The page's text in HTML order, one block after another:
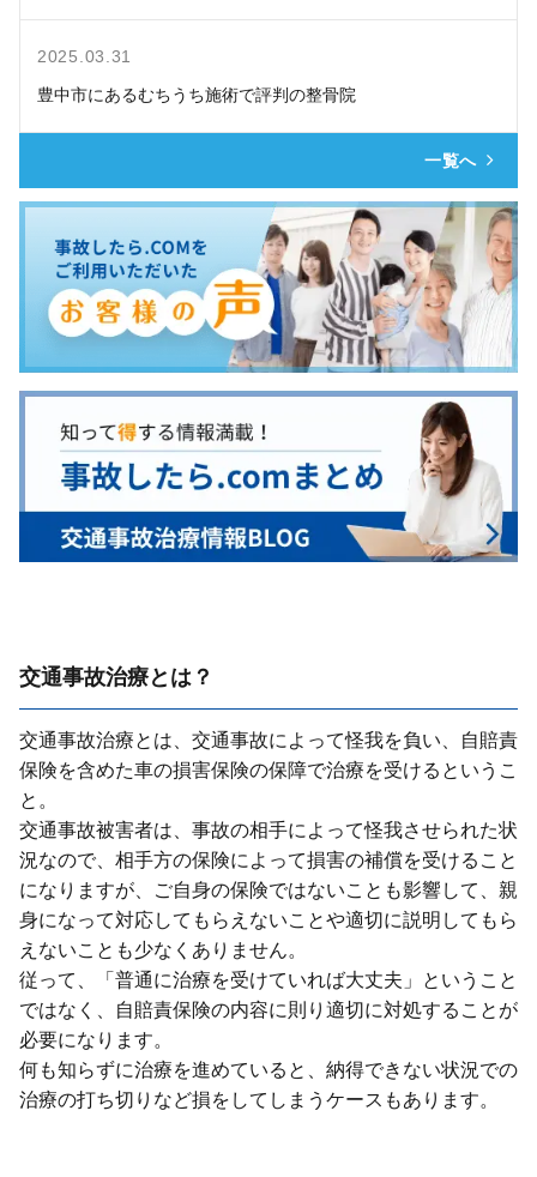
2025.03.31
豊中市にあるむちうち施術で評判の整骨院
一覧へ
交通事故治療とは？
交通事故治療とは、交通事故によって怪我を負い、⾃賠責
保険を含めた⾞の損害保険の保障で治療を受けるというこ
と。
交通事故被害者は、事故の相⼿によって怪我させられた状
況なので、相⼿⽅の保険によって損害の補償を受けること
になりますが、ご⾃⾝の保険ではないことも影響して、親
⾝になって対応してもらえないことや適切に説明してもら
えないことも少なくありません。
従って、「普通に治療を受けていれば⼤丈夫」ということ
ではなく、⾃賠責保険の内容に則り適切に対処することが
必要になります。
何も知らずに治療を進めていると、納得できない状況での
治療の打ち切りなど損をしてしまうケースもあります。